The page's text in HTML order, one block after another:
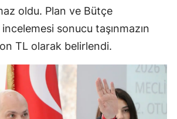
oldu. Plan ve Bütçe
sonucu taşınmazın
TL olarak belirlendi.